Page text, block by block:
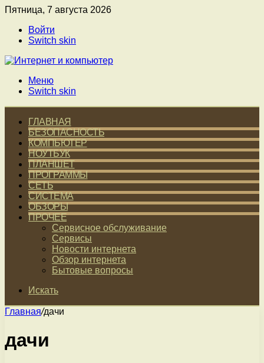
Пятница, 7 августа 2026
Войти
Switch skin
Меню
Switch skin
ГЛАВНАЯ
БЕЗОПАСНОСТЬ
КОМПЬЮТЕР
НОУТБУК
ПЛАНШЕТ
ПРОГРАММЫ
СЕТЬ
СИСТЕМА
ОБЗОРЫ
ПРОЧЕЕ
Сервисное обслуживание
Сервисы
Новости интернета
Обзор интернета
Бытовые вопросы
Искать
Главная/дачи
дачи